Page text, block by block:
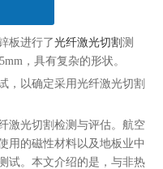
板进行了光纤激光切割 测
，具有复杂的形状。
，以确定采用光纤激光切割
激光切割检测与评估。航空
用的磁性材料以及地板业中
试。本文介绍的是，与非热